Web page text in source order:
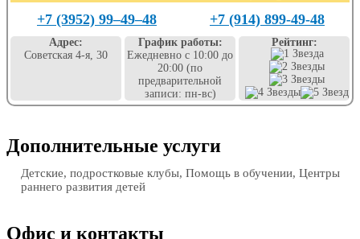
+7 (3952) 99‒49‒48 +7 (914) 899-49-48
Адрес:
Советская 4-я, 30
График работы:
Ежедневно с 10:00 до
20:00 (по
предварительной
записи: пн-вс)
Рейтинг:
Дополнительные услуги
Детские, подростковые клубы, Помощь в обучении, Центры
раннего развития детей
Офис и контакты